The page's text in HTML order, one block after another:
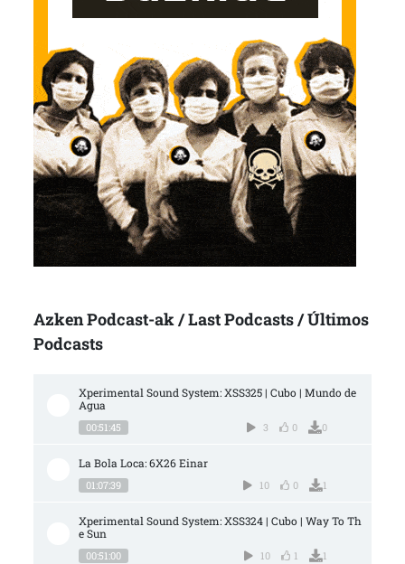
Azken Podcast-ak / Last Podcasts / Últimos
Podcasts
Xperimental Sound System: XSS325 | Cubo | Mundo de
Agua
00:51:45 3 0 0
La Bola Loca: 6X26 Einar
01:07:39 10 0 1
Xperimental Sound System: XSS324 | Cubo | Way To Th
e Sun
00:51:00 10 1 1